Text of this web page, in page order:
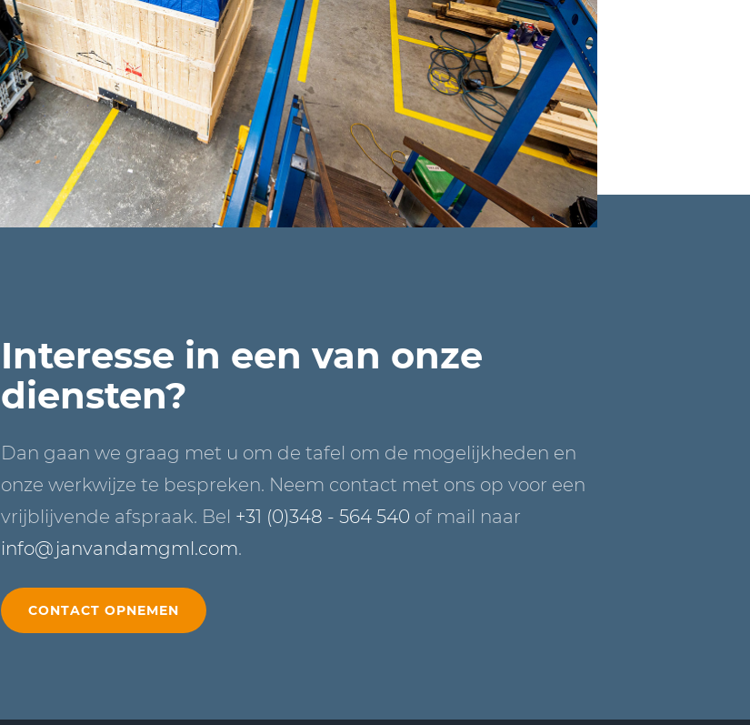
Interesse in een van onze
diensten?
Dan gaan we graag met u om de tafel om de mogelijkheden en
onze werkwijze te bespreken. Neem contact met ons op voor een
vrijblijvende afspraak. Bel +31 (0)348 - 564 540 of mail naar
info@janvandamgml.com.
CONTACT OPNEMEN